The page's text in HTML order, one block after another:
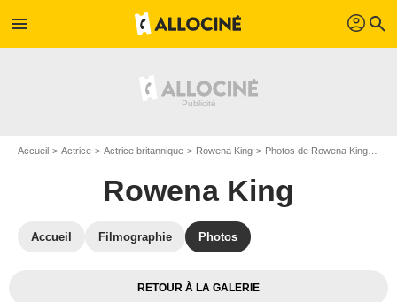
menu profil search
Accueil Actrice Actrice britannique Rowena King Photos de Rowena King
Rowena King
Accueil Filmographie Photos
RETOUR À LA GALERIE